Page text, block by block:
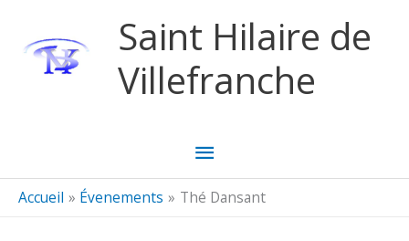
Saint Hilaire de
Villefranche
Menu
principal
Accueil Évenements Thé Dansant